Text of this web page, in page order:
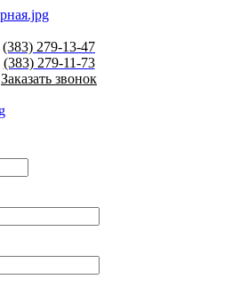
(383) 279-13-47
(383)279-11-73
Заказать звонок